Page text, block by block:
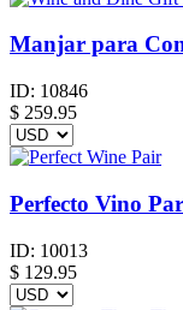
Manjar para
ID: 10846
$ 259.95
Perfecto Vino Par
ID: 10013
$ 129.95